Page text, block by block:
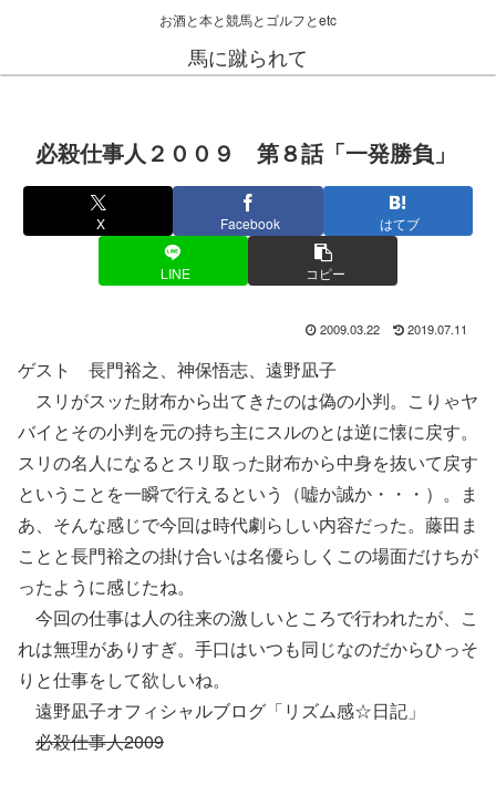
お酒と本と競馬とゴルフとetc
馬に蹴られて
必殺仕事人２００９ 第８話「一発勝負」
X Facebook はてブ
LINE コピー
2009.03.22 2019.07.11
ゲスト 長門裕之、神保悟志、遠野凪子
スリがスッた財布から出てきたのは偽の小判。こりゃヤ
バイとその小判を元の持ち主にスルのとは逆に懐に戻す。
スリの名人になるとスリ取った財布から中身を抜いて戻す
ということを一瞬で行えるという（嘘か誠か・・・）。ま
あ、そんな感じで今回は時代劇らしい内容だった。藤田ま
ことと長門裕之の掛け合いは名優らしくこの場面だけちが
ったように感じたね。
今回の仕事は人の往来の激しいところで行われたが、こ
れは無理がありすぎ。手口はいつも同じなのだからひっそ
りと仕事をして欲しいね。
遠野凪子オフィシャルブログ「リズム感☆日記」
必殺仕事人2009